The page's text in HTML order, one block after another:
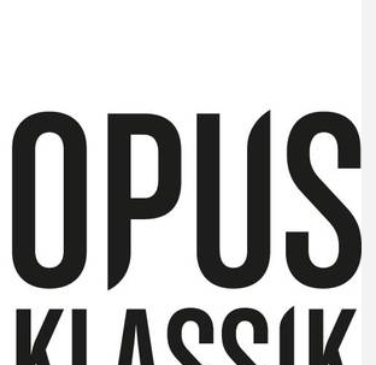
Baritone